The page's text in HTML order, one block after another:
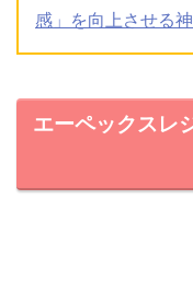
感」を向上させる
エーペックスレ